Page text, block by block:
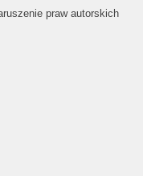
praw autorskich